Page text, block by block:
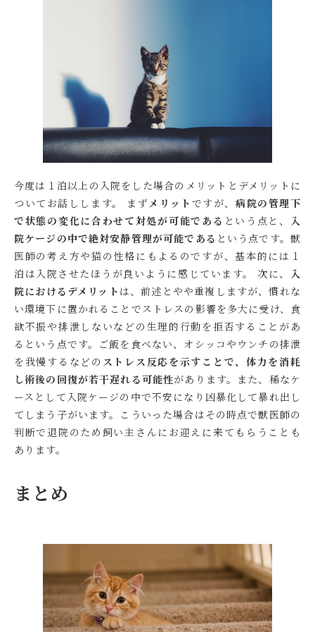
今度は１泊以上の入院をした場合のメリットとデメリットに
ついてお話しします。 まず メリット ですが、病院の管理下
で状態の変化に合わせて対処が可能である という点と、
入
院ケージの中で絶対安静管理が可能である という点です。獣
医師の考え方や猫の性格にもよるのですが、基本的には１
泊は入院させたほうが良いように感じています。 次に、
入
院におけるデメリット は、前述とやや重複しますが、慣れな
い環境下に置かれることでストレスの影響を多大に受け、食
欲不振や排泄しないなどの生理的行動を拒否することがあ
るという点です。ご飯を食べない、オシッコやウンチの排泄
を我慢するなどの ストレス反応を示すことで、体力を消耗
し術後の回復が若干遅れる可能性があります。また、稀なケ
ースとして入院ケージの中で不安になり凶暴化して暴れ出し
てしまう子がいます。こういった場合はその時点で獣医師の
判断で退院のため飼い主さんにお迎えに来てもらうことも
あります。
まとめ